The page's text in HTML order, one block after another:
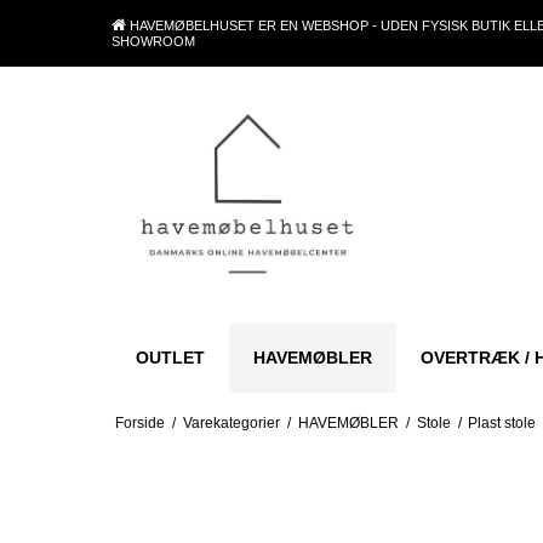
HAVEMØBELHUSET ER EN WEBSHOP - UDEN FYSISK BUTIK
SHOWROOM
OUTLET HAVEMØBLER OVERTRÆK /
Forside / Varekategorier / HAVEMØBLER / Stole / Plast stole